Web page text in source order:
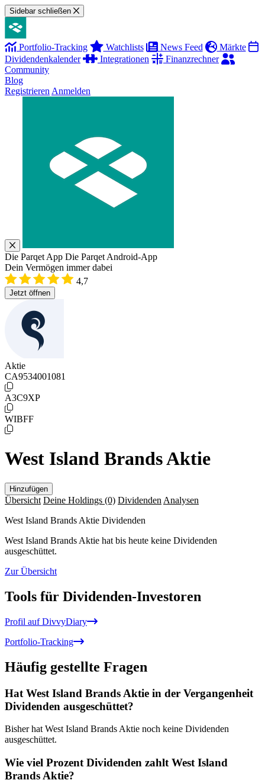
Sidebar schließen
Portfolio-Tracking Watchlists News Feed
Märkte
Dividendenkalender
Integrationen
Finanzrechner
Community
Blog
Registrieren Anmelden
Die Parqet App Die Parqet Android-App
Dein Vermögen immer dabei
4,7
Jetzt öffnen
Aktie
CA9534001081
A3C9XP
WIBFF
West Island Brands Aktie
Hinzufügen
Übersicht Deine Holdings (0) Dividenden Analysen
West Island Brands Aktie Dividenden
West Island Brands Aktie hat bis heute keine Dividenden
ausgeschüttet.
Zur Übersicht
Tools für Dividenden-Investoren
Profil auf DivvyDiary
Portfolio-Tracking
Häufig gestellte Fragen
Hat West Island Brands Aktie in der Vergangenheit
Dividenden ausgeschüttet?
Bisher hat West Island Brands Aktie noch keine Dividenden
ausgeschüttet.
Wie viel Prozent Dividenden zahlt West Island
Brands Aktie?